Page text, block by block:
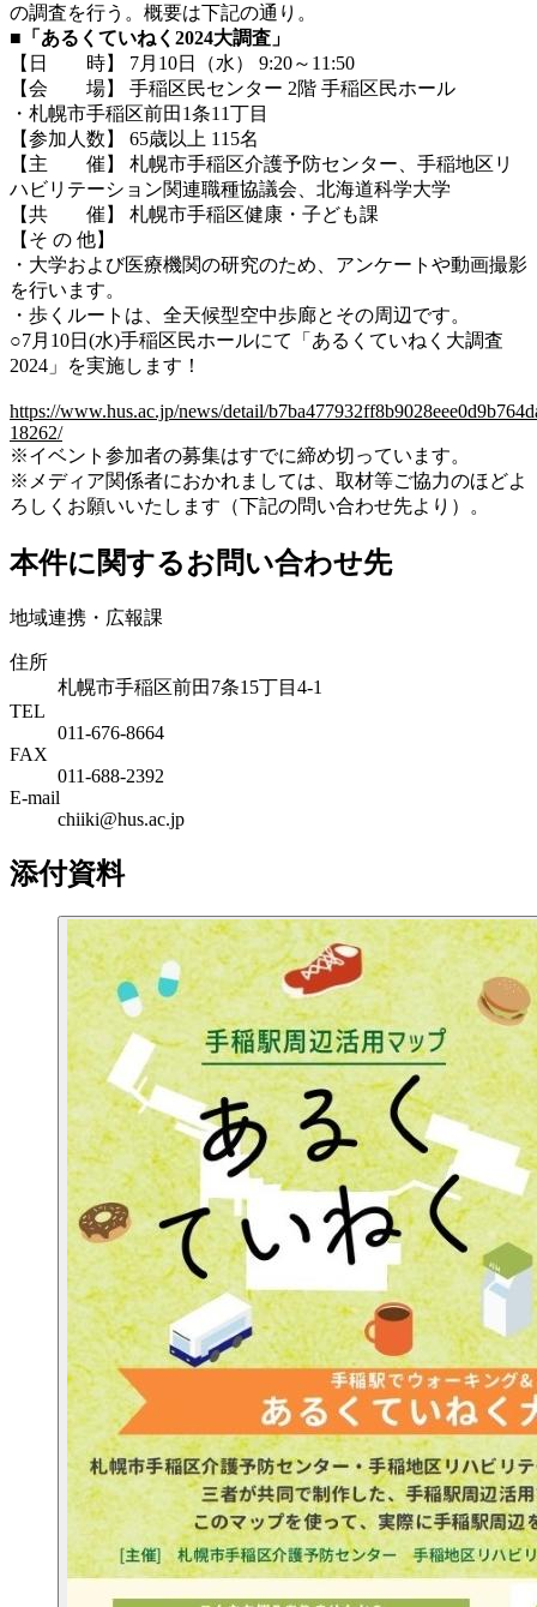
の調査を行う。概要は下記の通り。
■ 「あるくていねく2024大調査」
【日 時】 7月10日（水） 9:20～11:50
【会 場】 手稲区民センター 2階 手稲区民ホール
・札幌市手稲区前田1条11丁目
【参加人数】 65歳以上 115名
【主 催】 札幌市手稲区介護予防センター、手稲地区リ
ハビリテーション関連職種協議会、北海道科学大学
【共 催】 札幌市手稲区健康・子ども課
【そ の 他】
・大学および医療機関の研究のため、アンケートや動画撮影
を行います。
・歩くルートは、全天候型空中歩廊とその周辺です。
○7月10日(水)手稲区民ホールにて「あるくていねく大調査
2024」を実施します！
https://www.hus.ac.jp/news/detail/
18262/
※イベント参加者の募集はすでに締め切っています。
※メディア関係者におかれましては、取材等ご協力のほどよ
ろしくお願いいたします（下記の問い合わせ先より）。
本件に関するお問い合わせ先
地域連携・広報課
住所
札幌市手稲区前田7条15丁目4-1
TEL
011-676-8664
FAX
011-688-2392
E-mail
chiiki@hus.ac.jp
添付資料